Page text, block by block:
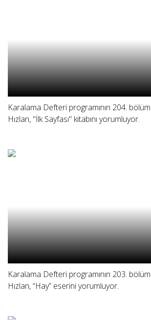
Karalama Defteri programının 204.
Hızlan, "İlk Sayfası" kitabını yorumluyor.
Karalama Defteri programının 203.
Hızlan, “Hay” eserini yorumluyor.